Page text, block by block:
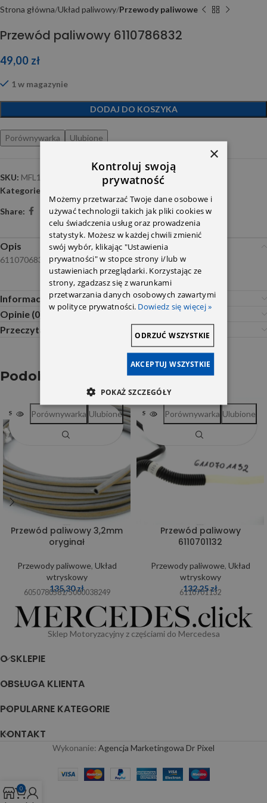
Strona główna Układ paliwowy Przewody paliwowe
Przewód paliwowy 6110786832
49,00 zł
1 w magazynie
DODAJ DO KOSZYKA
Porównywarka Ulubione
SKU: MFL1156
Kategorie:
Share:
Opis
6110706832 Gates
Informacje dodatkowe
Opinie (0)
Przeczytaj Przed Zakupem
Podobne produkty
SOLD OUT
Przewód paliwowy 3,2mm
oryginał
Przewody paliwowe, Układ
wtryskowy
135,30zł
6050780581/5000038249
Porównywarka Ulubione SOLD OUT
Przewód paliwowy
6110701132
Przewody paliwowe, Układ
wtryskowy
132,25zł
6110701132
Porównywarka Ulubione
Sklep Motoryzacyjny z częściami do Mercedesa
O SKLEPIE
OBSŁUGA KLIENTA
POPULARNE KATEGORIE
KONTAKT
Wykonanie: Agencja Marketingowa Dr Pixel
0
×
Kontroluj swoją
prywatność
Możemy przetwarzać Twoje dane osobowe i
używać technologii takich jak pliki cookies w
celu świadczenia usług oraz prowadzenia
statystyk. Możesz w każdej chwili zmienić
swój wybór, klikając "Ustawienia
prywatności" w stopce strony i/lub w
ustawieniach przeglądarki. Korzystając ze
strony, zgadzasz się z warunkami
przetwarzania danych osobowych zawartymi
w polityce prywatności. Dowiedz się więcej »
AKCEPTUJ WSZYSTKIE
ODRZUĆ WSZYSTKIE
POKAŻ SZCZEGÓŁY